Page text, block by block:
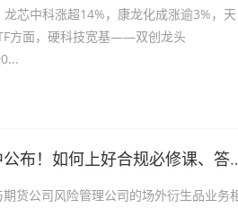
芯中科涨超14%，康龙化成涨逾3%，天
方面，硬科技宽基——双创龙头
又是场外衍生品业务，纪律处
货公司风险管理公司的场外衍生品业务